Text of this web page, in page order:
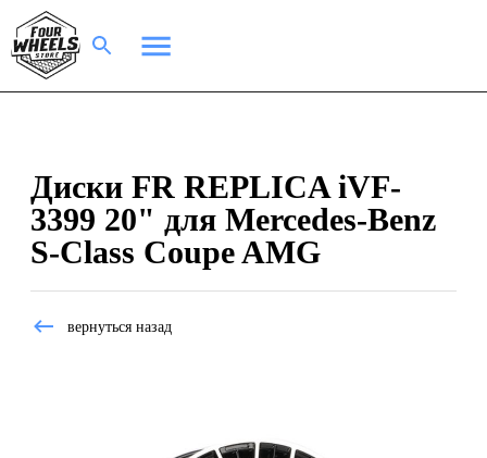
Диски FR REPLICA iVF-
3399 20" для Mercedes-Benz
S-Class Coupe AMG
вернуться назад